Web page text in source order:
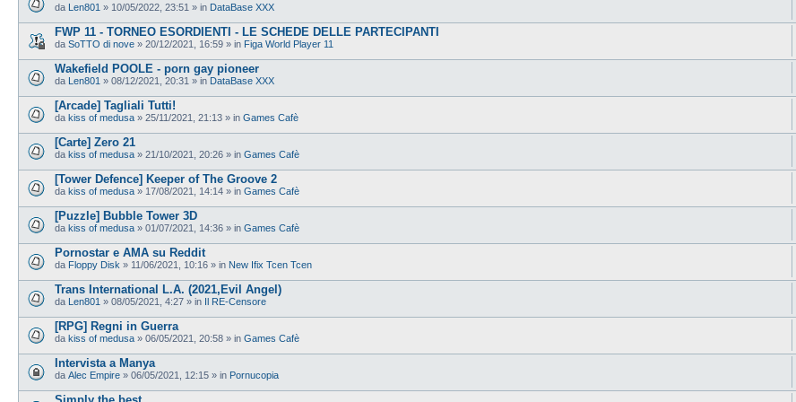
da Len801 » 10/05/2022, 23:51 » in DataBase XXX
FWP 11 - TORNEO ESORDIENTI - LE SCHEDE DELLE PARTECIPANTI
da SoTTO di nove » 20/12/2021, 16:59 » in Figa World Player 11
Wakefield POOLE - porn gay pioneer
da Len801 » 08/12/2021, 20:31 » in DataBase XXX
[Arcade] Tagliali Tutti!
da kiss of medusa » 25/11/2021, 21:13 » in Games Cafè
[Carte] Zero 21
da kiss of medusa » 21/10/2021, 20:26 » in Games Cafè
[Tower Defence] Keeper of The Groove 2
da kiss of medusa » 17/08/2021, 14:14 » in Games Cafè
[Puzzle] Bubble Tower 3D
da kiss of medusa » 01/07/2021, 14:36 » in Games Cafè
Pornostar e AMA su Reddit
da Floppy Disk » 11/06/2021, 10:16 » in New Ifix Tcen Tcen
Trans International L.A. (2021,Evil Angel)
da Len801 » 08/05/2021, 4:27 » in Il RE-Censore
[RPG] Regni in Guerra
da kiss of medusa » 06/05/2021, 20:58 » in Games Cafè
Intervista a Manya
da Alec Empire » 06/05/2021, 12:15 » in Pornucopia
Simply the best